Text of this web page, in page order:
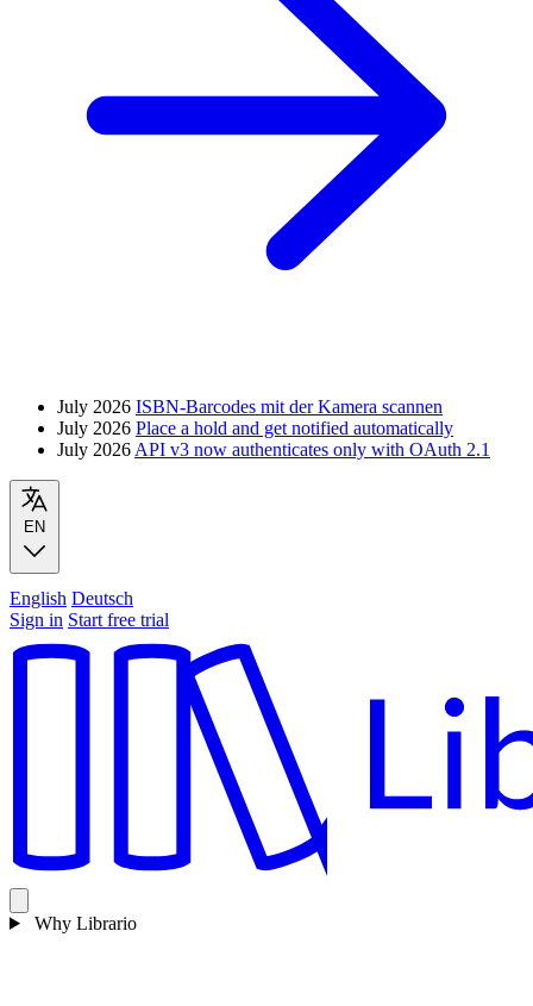
July 2026 ISBN-Barcodes mit der Kamera scannen
July 2026 Place a hold and get notified automatically
July 2026 API v3 now authenticates only with OAuth 2.1
EN
English Deutsch
Sign in Start free trial
Why Librario